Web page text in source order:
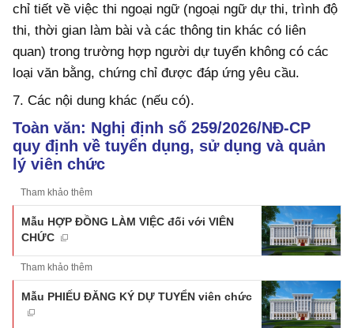
chỉ tiết về việc thi ngoại ngữ (ngoại ngữ dự thi, trình độ
thi, thời gian làm bài và các thông tin khác có liên
quan) trong trường hợp người dự tuyển không có các
loại văn bằng, chứng chỉ được đáp ứng yêu cầu.
7. Các nội dung khác (nếu có).
Toàn văn: Nghị định số 259/2026/NĐ-CP
quy định về tuyển dụng, sử dụng và quản
lý viên chức
Tham khảo thêm
Mẫu HỢP ĐỒNG LÀM VIỆC đối với VIÊN
CHỨC
Tham khảo thêm
Mẫu PHIẾU ĐĂNG KÝ DỰ TUYỂN viên chức